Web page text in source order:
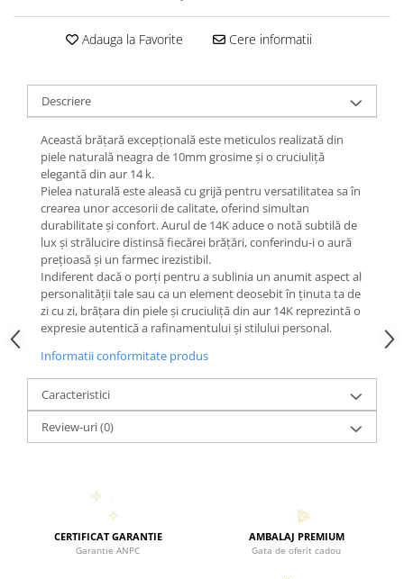
Adauga la Favorite Cere informatii
Descriere
Această brățară excepțională este meticulos realizată din
piele naturală neagra de 10mm grosime și o cruciuliță
elegantă din aur 14 k.
Pielea naturală este aleasă cu grijă pentru versatilitatea sa în
crearea unor accesorii de calitate, oferind simultan
durabilitate și confort. Aurul de 14K aduce o notă subtilă de
lux și strălucire distinsă fiecărei brățări, conferindu-i o aură
prețioasă și un farmec irezistibil.
Indiferent dacă o porți pentru a sublinia un anumit aspect al
personalității tale sau ca un element deosebit în ținuta ta de
zi cu zi, brățara din piele și cruciuliță din aur 14K reprezintă o
expresie autentică a rafinamentului și stilului personal.
Informatii conformitate produs
Caracteristici
Review-uri(0)
CERTIFICAT GARANTIE
Garantie ANPC
AMBALAJ PREMIUM
Gata de oferit cadou